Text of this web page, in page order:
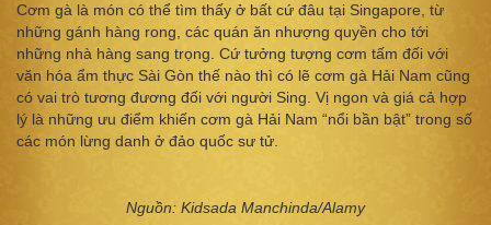
Cơm gà là món có thể tìm thấy ở bất cứ đâu tại Singapore, từ
những gánh hàng rong, các quán ăn nhượng quyền cho tới
những nhà hàng sang trọng. Cứ tưởng tượng cơm tấm đối với
văn hóa ẩm thực Sài Gòn thế nào thì có lẽ cơm gà Hải Nam cũng
có vai trò tương đương đối với người Sing. Vị ngon và giá cả hợp
lý là những ưu điểm khiến cơm gà Hải Nam “nổi bần bật” trong số
các món lừng danh ở đảo quốc sư tử.
Nguồn: Kidsada Manchinda/Alamy